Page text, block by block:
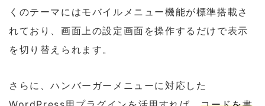
くのテーマにはモバイルメニュー機能が標準搭載さ
れており、画面上の設定画面を操作するだけで表示
を切り替えられます。
さらに、ハンバーガーメニューに対応した